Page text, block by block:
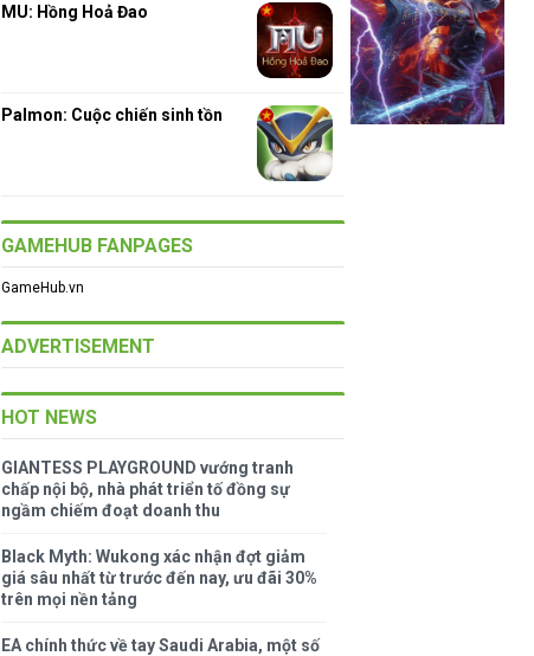
MU: Hồng Hoả Đao
Palmon: Cuộc chiến sinh tồn
GAMEHUB FANPAGES
GameHub.vn
ADVERTISEMENT
HOT NEWS
GIANTESS PLAYGROUND vướng tranh
chấp nội bộ, nhà phát triển tố đồng sự
ngầm chiếm đoạt doanh thu
Black Myth: Wukong xác nhận đợt giảm
giá sâu nhất từ trước đến nay, ưu đãi 30%
trên mọi nền tảng
EA chính thức về tay Saudi Arabia, một số